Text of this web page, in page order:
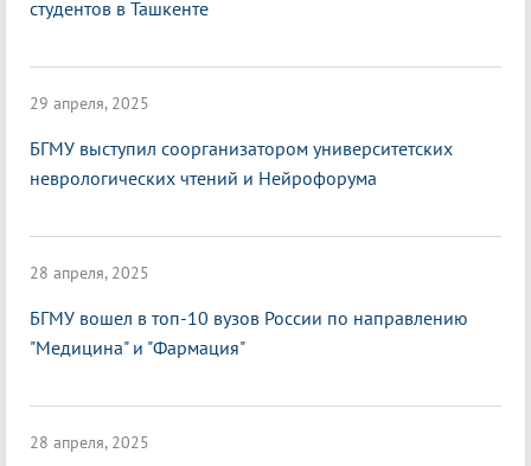
студентов в Ташкенте
29 апреля, 2025
БГМУ выступил соорганизатором университетских
неврологических чтений и Нейрофорума
28 апреля, 2025
БГМУ вошел в топ-10 вузов России по направлению
"Медицина" и "Фармация"
28 апреля, 2025